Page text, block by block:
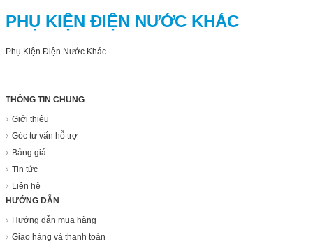
PHỤ KIỆN ĐIỆN NƯỚC KHÁC
Phụ Kiện Điện Nước Khác
THÔNG TIN CHUNG
Giới thiệu
Góc tư vấn hỗ trợ
Bảng giá
Tin tức
Liên hệ
HƯỚNG DẪN
Hướng dẫn mua hàng
Giao hàng và thanh toán